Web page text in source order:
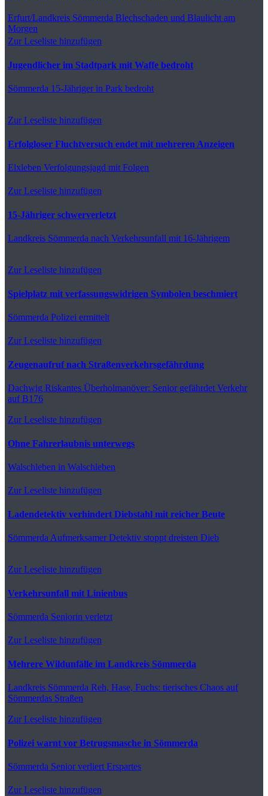
Erfurt/Landkreis Sömmerda Blechschaden und Blaulicht am
Morgen
Zur Leseliste hinzufügen
Jugendlicher im Stadtpark mit Waffe bedroht
Sömmerda 15-Jähriger in Park bedroht
Zur Leseliste hinzufügen
Erfolgloser Fluchtversuch endet mit mehreren Anzeigen
Elxleben Verfolgungsjagd mit Folgen
Zur Leseliste hinzufügen
15-Jähriger schwerverletzt
Landkreis Sömmerda nach Verkehrsunfall mit 16-Jährigem
Zur Leseliste hinzufügen
Spielplatz mit verfassungswidrigen Symbolen beschmiert
Sömmerda Polizei ermittelt
Zur Leseliste hinzufügen
Zeugenaufruf nach Straßenverkehrsgefährdung
Dachwig Riskantes Überholmanöver: Senior gefährdet Verkehr
auf B176
Zur Leseliste hinzufügen
Ohne Fahrerlaubnis unterwegs
Walschleben in Walschleben
Zur Leseliste hinzufügen
Ladendetektiv verhindert Diebstahl mit reicher Beute
Sömmerda Aufmerksamer Detektiv stoppt dreisten Dieb
Zur Leseliste hinzufügen
Verkehrsunfall mit Linienbus
Sömmerda Seniorin verletzt
Zur Leseliste hinzufügen
Mehrere Wildunfälle im Landkreis Sömmerda
Landkreis Sömmerda Reh, Hase, Fuchs: tierisches Chaos auf
Sömmerdas Straßen
Zur Leseliste hinzufügen
Polizei warnt vor Betrugsmasche in Sömmerda
Sömmerda Senior verliert Erspartes
Zur Leseliste hinzufügen